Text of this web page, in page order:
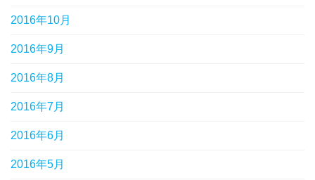
2016年10月
2016年9月
2016年8月
2016年7月
2016年6月
2016年5月